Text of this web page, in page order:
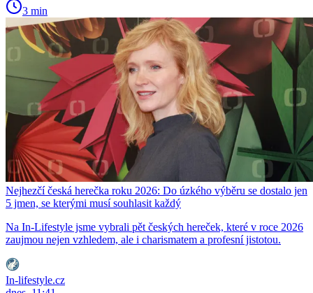
3 min
Nejhezčí česká herečka roku 2026: Do úzkého výběru se dostalo jen
5 jmen, se kterými musí souhlasit každý
Na In-Lifestyle jsme vybrali pět českých hereček, které v roce 2026
zaujmou nejen vzhledem, ale i charismatem a profesní jistotou.
In-lifestyle.cz